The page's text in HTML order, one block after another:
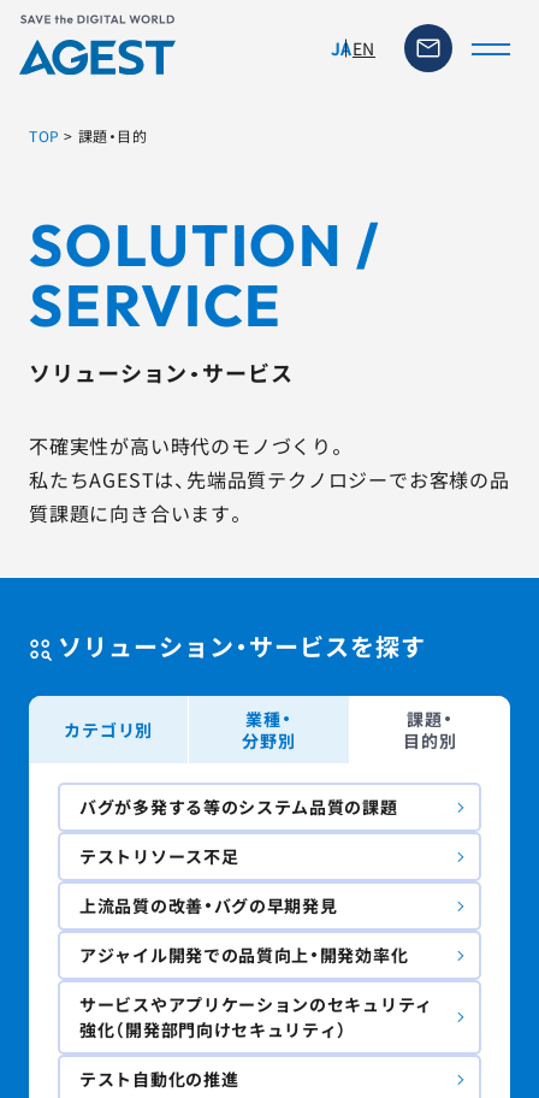
JAEN
ソリューション・サービス
ニュース
品質コラム
会社情報
サービス詳細資料 見積・お問い合わせ
サービスお問い合わせ専用番号
03-6865-4864
（平日9:30〜18:00）
※その他のご連絡は03-5333-1246
TOP > 課題・目的
SOLUTION /
SERVICE
ソリューション・サービス
不確実性が高い時代のモノづくり。
私たちAGESTは、先端品質テクノロジーでお客様の品
質課題に向き合います。
ソリューション・サービスを探す
カテゴリ別
業種・
分野別
課題・
目的別
バグが多発する等のシステム品質の課題
テストリソース不足
上流品質の改善・バグの早期発見
アジャイル開発での品質向上・開発効率化
サービスやアプリケーションのセキュリティ
強化（開発部門向けセキュリティ）
テスト自動化の推進